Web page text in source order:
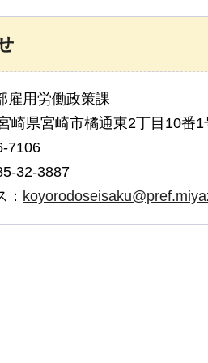
雇用労働政策課
県宮崎市橘通東2丁目10番1
7106
32-3887